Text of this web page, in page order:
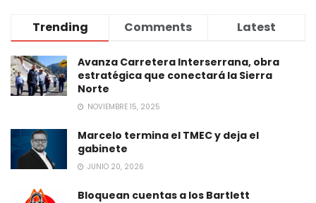
Trending Comments Latest
Avanza Carretera Interserrana, obra
estratégica que conectará la Sierra
Norte
NOVIEMBRE 15, 2025
Marcelo termina el TMEC y deja el
gabinete
JUNIO 20, 2026
Bloquean cuentas a los Bartlett